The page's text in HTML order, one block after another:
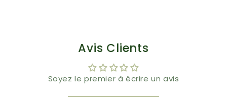
Avis Clients
Soyez le premier à écrire un avis